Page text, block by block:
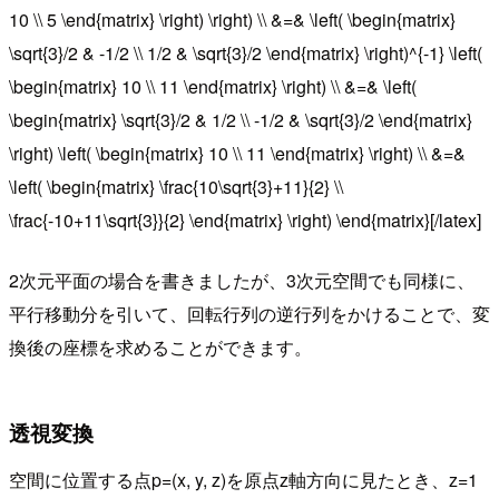
10 \\ 5 \end{matrix} \right) \right) \\ &=& \left( \begin{matrix}
\sqrt{3}/2 & -1/2 \\ 1/2 & \sqrt{3}/2 \end{matrix} \right)^{-1} \left(
\begin{matrix} 10 \\ 11 \end{matrix} \right) \\ &=& \left(
\begin{matrix} \sqrt{3}/2 & 1/2 \\ -1/2 & \sqrt{3}/2 \end{matrix}
\right) \left( \begin{matrix} 10 \\ 11 \end{matrix} \right) \\ &=&
\left( \begin{matrix} \frac{10\sqrt{3}+11}{2} \\
\frac{-10+11\sqrt{3}}{2} \end{matrix} \right) \end{matrix}[/latex]
2次元平面の場合を書きましたが、3次元空間でも同様に、
平行移動分を引いて、回転行列の逆行列をかけることで、変
換後の座標を求めることができます。
透視変換
空間に位置する点p=(x, y, z)を原点z軸方向に見たとき、z=1